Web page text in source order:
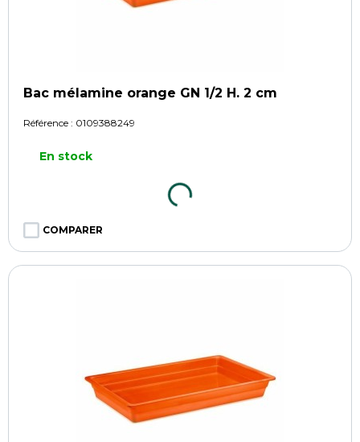
Bac mélamine orange GN 1/2 H. 2 cm
Référence : 0109388249
En stock
COMPARER